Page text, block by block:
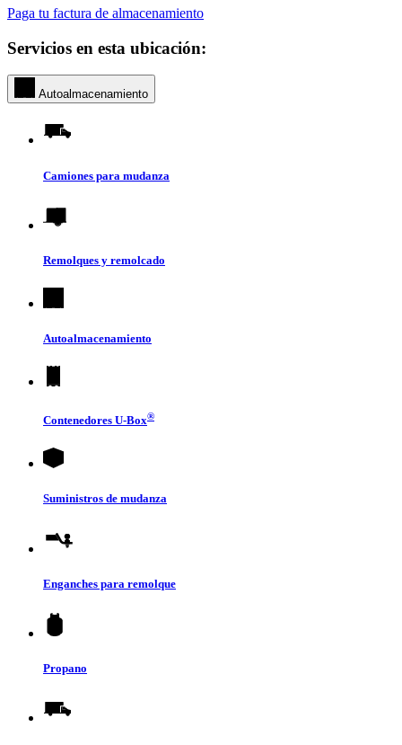
Paga tu factura de almacenamiento
Servicios en esta ubicación:
Autoalmacenamiento
Camiones para mudanza
Remolques y remolcado
Autoalmacenamiento
Contenedores U-Box®
Suministros de mudanza
Enganches para remolque
Propano